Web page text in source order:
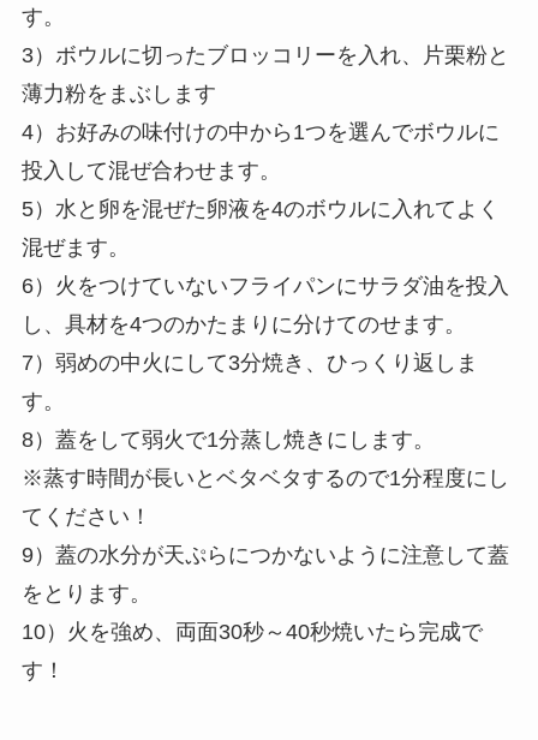
す。
3）ボウルに切ったブロッコリーを入れ、片栗粉と
薄力粉をまぶします
4）お好みの味付けの中から1つを選んでボウルに
投入して混ぜ合わせます。
5）水と卵を混ぜた卵液を4のボウルに入れてよく
混ぜます。
6）火をつけていないフライパンにサラダ油を投入
し、具材を4つのかたまりに分けてのせます。
7）弱めの中火にして3分焼き、ひっくり返しま
す。
8）蓋をして弱火で1分蒸し焼きにします。
※蒸す時間が長いとベタベタするので1分程度にし
てください！
9）蓋の水分が天ぷらにつかないように注意して蓋
をとります。
10）火を強め、両面30秒～40秒焼いたら完成で
す！